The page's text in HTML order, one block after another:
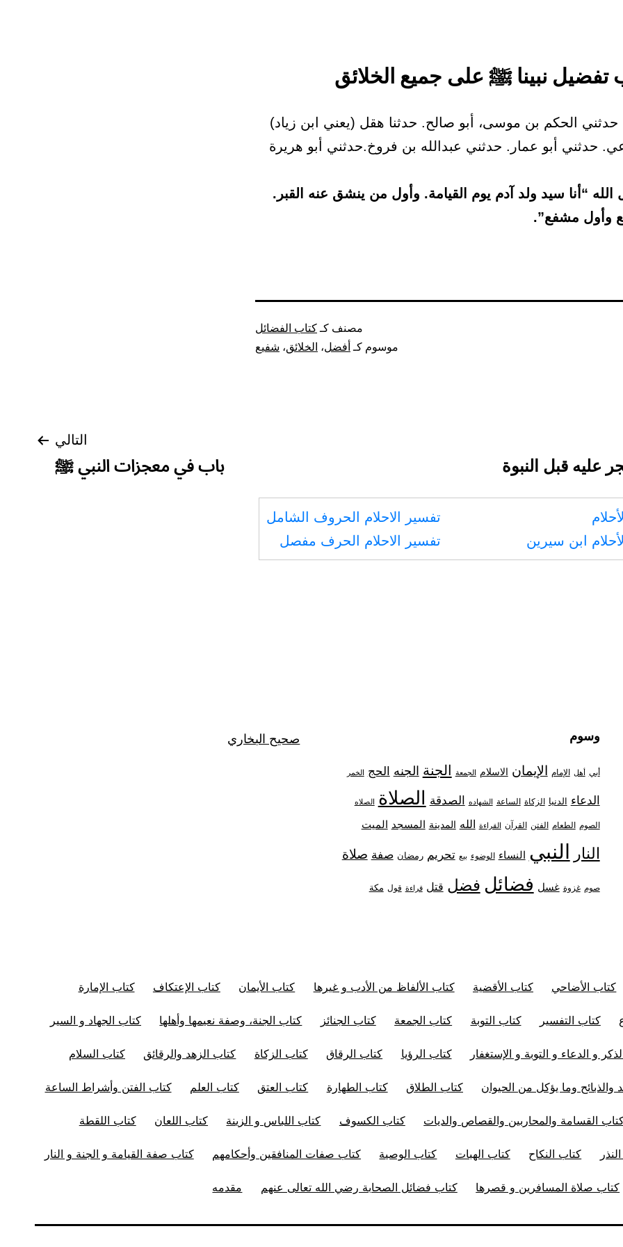
حدثني الحكم بن موسى، أبو صالح. حدثنا هقل (يعني ابن زياد)
حدثني أبو عمار. حدثني عبدالله بن فروخ.حدثني أبو هريرة
“أنا سيد ولد آدم يوم القيامة. وأول من ينشق عنه القبر.
وأول مشفع”.
مصنف كـ كتاب الفضائل
موسوم كـ أفضل، الخلائق، شفيع
قبل النبوة
التالي
باب في معجزات النبي ﷺ
ابن سيرين
تفسير الاحلام الحروف الشامل
تفسير الاحلام الحرف مفصل
وسوم
أبي أهل الإمام الإيمان الاسلام الجمعة الجنة الجنه الحج الخمر
الدعاء الدنيا الزكاة الساعة الشهاده الصدقة الصلاة الصلاه
الصوم الطعام الفتن القرآن القراءة الله المدينة المسجد الميت
النار النبي النساء الوضوء بيع تحريم رمضان صفة صلاة
صوم غزوة غسل فضائل فضل قتل قراءة قول مكة
صحيح البخاري
كتاب الأضاحي كتاب الأقضية كتاب الألفاظ من الأدب و غيرها كتاب الأيمان كتاب الإعتكاف كتاب الإمارة
كتاب التفسير كتاب التوبة كتاب الجمعة كتاب الجنائز كتاب الجنة، وصفة نعيمها وأهلها كتاب الجهاد و السير
و الدعاء و التوبة و الإستغفار كتاب الرؤيا كتاب الرقاق كتاب الزكاة كتاب الزهد والرقائق كتاب السلام
والذبائح وما يؤكل من الحيوان كتاب الطلاق كتاب الطهارة كتاب العتق كتاب العلم كتاب الفتن وأشراط الساعة
القسامة والمحاربين والقصاص والديات كتاب الكسوف كتاب اللباس و الزينة كتاب اللعان كتاب اللقطة
كتاب النكاح كتاب الهبات كتاب الوصية كتاب صفات المنافقين وأحكامهم كتاب صفة القيامة و الجنة و النار
كتاب صلاة المسافرين و قصرها كتاب فضائل الصحابة رضي الله تعالى عنهم مقدمه